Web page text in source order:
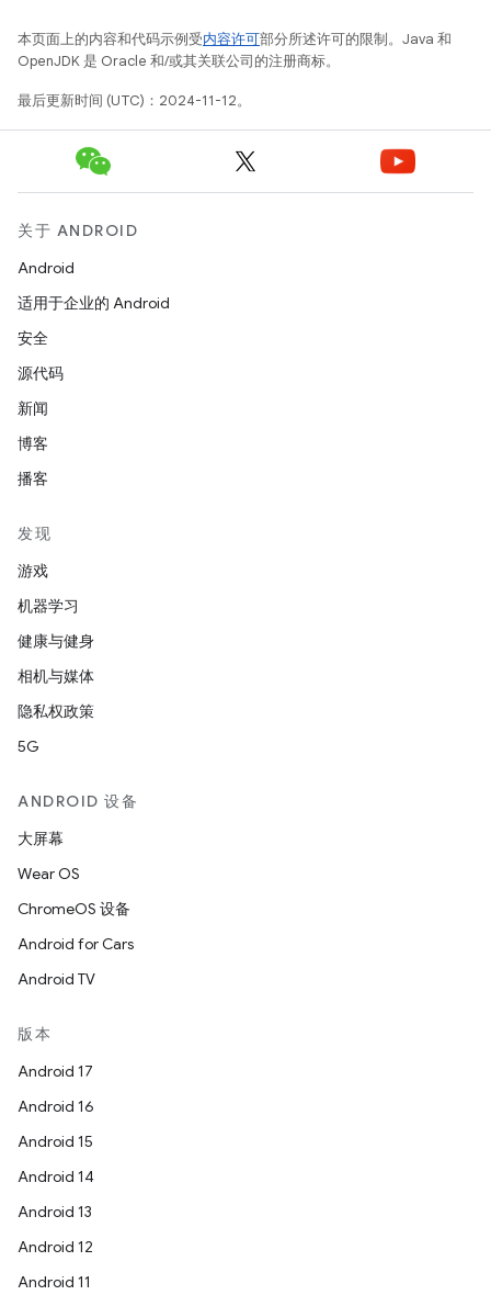
本页面上的内容和代码示例受内容许可部分所述许可的限制。Java 和
OpenJDK 是 Oracle 和/或其关联公司的注册商标。
最后更新时间 (UTC)：2024-11-12。
关于 ANDROID
Android
适用于企业的 Android
安全
源代码
新闻
博客
播客
发现
游戏
机器学习
健康与健身
相机与媒体
隐私权政策
5G
ANDROID 设备
大屏幕
Wear OS
ChromeOS 设备
Android for Cars
Android TV
版本
Android 17
Android 16
Android 15
Android 14
Android 13
Android 12
Android 11